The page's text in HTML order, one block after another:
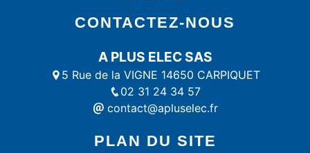
CONTACTEZ-NOUS
A PLUS ELEC SAS
5 Rue de la VIGNE 14650 CARPIQUET
02 31 24 34 57
contact@apluselec.fr
PLAN DU SITE